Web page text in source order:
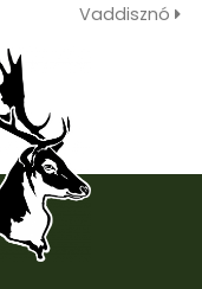
Vaddisznó